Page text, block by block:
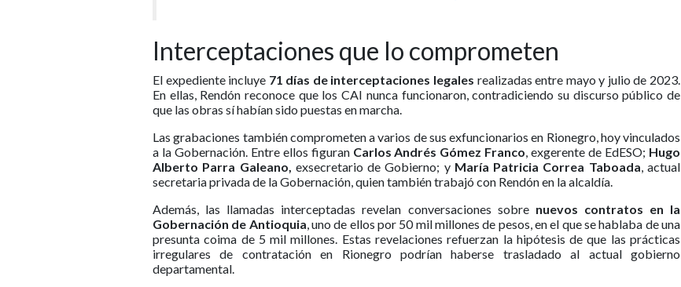
Interceptaciones que lo comprometen
El expediente incluye 71 días de interceptaciones legales realizadas entre mayo y julio de 2023.
En ellas, Rendón reconoce que los CAI nunca funcionaron, contradiciendo su discurso público de
que las obras sí habían sido puestas en marcha.
Las grabaciones también comprometen a varios de sus exfuncionarios en Rionegro, hoy vinculados
a la Gobernación. Entre ellos figuran Carlos Andrés Gómez Franco, exgerente de EdESO; Hugo
Alberto Parra Galeano, exsecretario de Gobierno; y María Patricia Correa Taboada, actual
secretaria privada de la Gobernación, quien también trabajó con Rendón en la alcaldía.
Además, las llamadas interceptadas revelan conversaciones sobre nuevos contratos en la
Gobernación de Antioquia, uno de ellos por 50 mil millones de pesos, en el que se hablaba de una
presunta coima de 5 mil millones. Estas revelaciones refuerzan la hipótesis de que las prácticas
irregulares de contratación en Rionegro podrían haberse trasladado al actual gobierno
departamental.